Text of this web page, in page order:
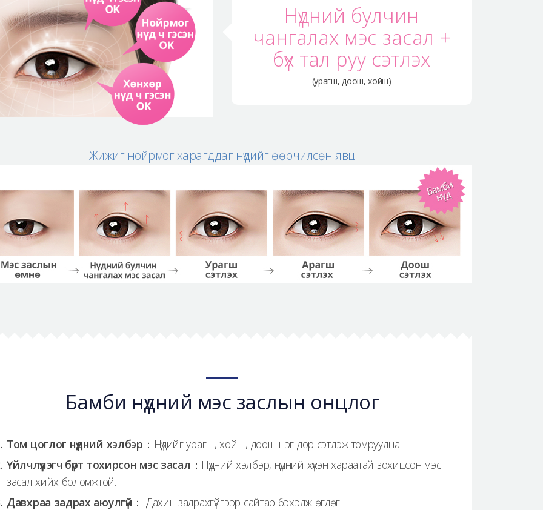
Нүдний булчин
чангалах мэс засал +
бүх тал руу сэтлэх
(урагш, доош, хойш)
Жижиг нойрмог харагддаг нүдийг өөрчилсөн явц
Бамби нүдний мэс заслын онцлог
Том цоглог нүдний хэлбэр ：Нүдийг урагш, хойш, доош нэг дор сэтлэж томруулна.
Үйлчлүүлэгч бүрт тохирсон мэс засал ：Нүдний хэлбэр, нүдний хүүхэн хараатай зохицсон мэс
засал хийх боломжтой.
Давхраа задрах аюулгүй ： Дахин задрахгүйгээр сайтар бэхэлж өгдөг